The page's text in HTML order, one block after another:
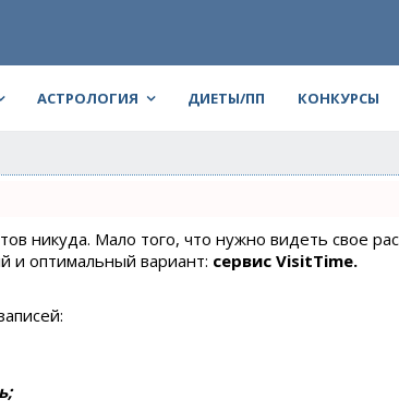
АСТРОЛОГИЯ ДИЕТЫ/ПП КОНКУРСЫ
никуда. Мало того, что нужно видеть свое
и оптимальный вариант: сервис VisitTime.